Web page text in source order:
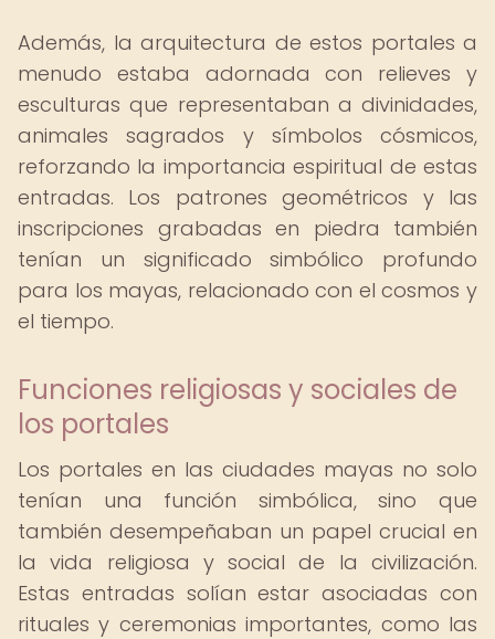
Además, la arquitectura de estos portales a
menudo estaba adornada con relieves y
esculturas que representaban a divinidades,
animales sagrados y símbolos cósmicos,
reforzando la importancia espiritual de estas
entradas. Los patrones geométricos y las
inscripciones grabadas en piedra también
tenían un significado simbólico profundo
para los mayas, relacionado con el cosmos y
el tiempo.
Funciones religiosas y sociales de
los portales
Los portales en las ciudades mayas no solo
tenían una función simbólica, sino que
también desempeñaban un papel crucial en
la vida religiosa y social de la civilización.
Estas entradas solían estar asociadas con
rituales y ceremonias importantes, como las